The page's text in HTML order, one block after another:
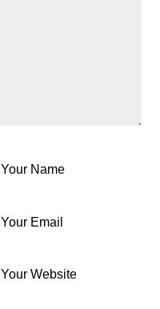
Your Name
Your Email
Your Website